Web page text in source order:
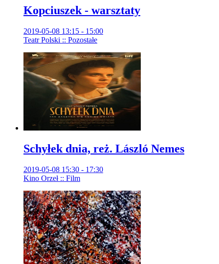
Kopciuszek - warsztaty
2019-05-08 13:15 - 15:00
Teatr Polski :: Pozostałe
Schyłek dnia, reż. László Nemes
2019-05-08 15:30 - 17:30
Kino Orzeł :: Film